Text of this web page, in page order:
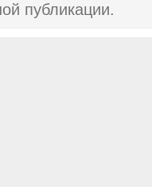
публикации.